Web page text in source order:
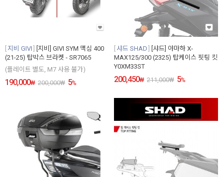
지비 GIVI
[지비] GIVI SYM 맥심 400
(21-25) 탑박스 브라켓 - SR7065
(플레이트 별도, M7 사용 불가)
190,000₩ 200,000₩ 5%
샤드 SHAD
[샤드] 야마하 X-
MAX125/300 (2325) 탑케이스 핏팅 킷
Y0XM33ST
200,450₩ 211,000₩ 5%